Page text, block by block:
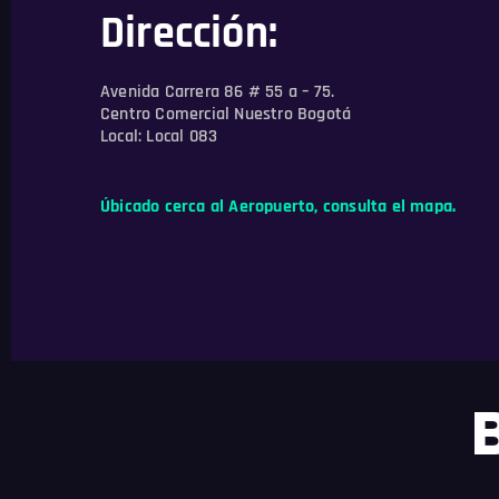
Dirección:
Avenida Carrera 86 # 55 a – 75.
Centro Comercial Nuestro Bogotá
Local: Local 083
Úbicado cerca al Aeropuerto, consulta el mapa.